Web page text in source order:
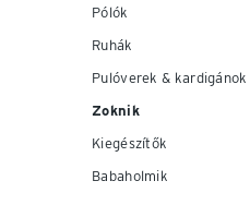
Pólók
Ruhák
Pulóverek & kardigánok
Zoknik
Kiegészítők
Babaholmik